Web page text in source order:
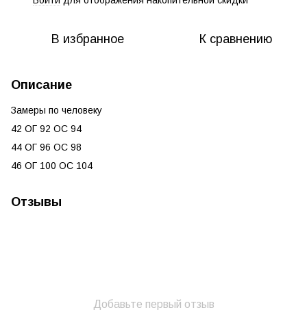
В избранное К сравнению
Описание
Замеры по человеку
42 ОГ 92 ОС 94
44 ОГ 96 ОС 98
46 ОГ 100 ОС 104
Отзывы
Добавьте первый отзыв